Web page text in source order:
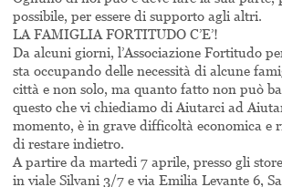
possibile, per essere di supporto agli altri.
LA FAMIGLIA FORTITUDO C’E’!
Da alcuni giorni, l’Associazione Fortitudo
sta occupando delle necessità di alcune
città e non solo, ma quanto fatto non può
questo che vi chiediamo di Aiutarci ad
momento, è in grave difficoltà economica
di restare indietro.
A partire da martedi 7 aprile, presso gli
in viale Silvani 3/7 e via Emilia Levante 6,